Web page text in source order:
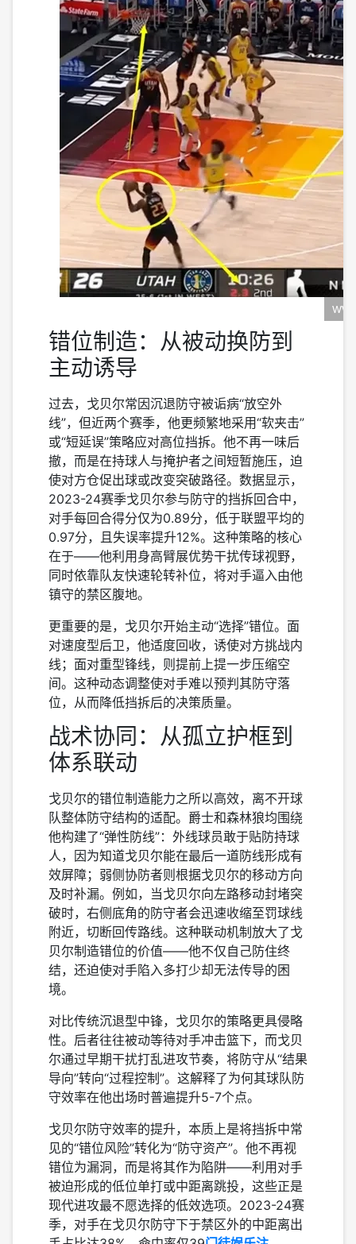
错位制造：从被动换防到
主动诱导
过去，戈贝尔常因沉退防守被诟病“放空外
线”，但近两个赛季，他更频繁地采用“软夹击”
或“短延误”策略应对高位挡拆。他不再一味后
撤，而是在持球人与掩护者之间短暂施压，迫
使对方仓促出球或改变突破路径。数据显示，
2023-24赛季戈贝尔参与防守的挡拆回合中，
对手每回合得分仅为0.89分，低于联盟平均的
0.97分，且失误率提升12%。这种策略的核心
在于——他利用身高臂展优势干扰传球视野，
同时依靠队友快速轮转补位，将对手逼入由他
镇守的禁区腹地。
更重要的是，戈贝尔开始主动“选择”错位。面
对速度型后卫，他适度回收，诱使对方挑战内
线；面对重型锋线，则提前上提一步压缩空
间。这种动态调整使对手难以预判其防守落
位，从而降低挡拆后的决策质量。
战术协同：从孤立护框到
体系联动
戈贝尔的错位制造能力之所以高效，离不开球
队整体防守结构的适配。爵士和森林狼均围绕
他构建了“弹性防线”：外线球员敢于贴防持球
人，因为知道戈贝尔能在最后一道防线形成有
效屏障；弱侧协防者则根据戈贝尔的移动方向
及时补漏。例如，当戈贝尔向左路移动封堵突
破时，右侧底角的防守者会迅速收缩至罚球线
附近，切断回传路线。这种联动机制放大了戈
贝尔制造错位的价值——他不仅自己防住终
结，还迫使对手陷入多打少却无法传导的困
境。
对比传统沉退型中锋，戈贝尔的策略更具侵略
性。后者往往被动等待对手冲击篮下，而戈贝
尔通过早期干扰打乱进攻节奏，将防守从“结果
导向”转向“过程控制”。这解释了为何其球队防
守效率在他出场时普遍提升5-7个点。
戈贝尔防守效率的提升，本质上是将挡拆中常
见的“错位风险”转化为“防守资产”。他不再视
错位为漏洞，而是将其作为陷阱——利用对手
被迫形成的低位单打或中距离跳投，这些正是
现代进攻最不愿选择的低效选项。2023-24赛
季，对手在戈贝尔防守下于禁区外的中距离出